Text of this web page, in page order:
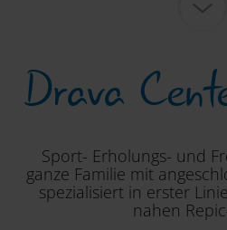
Drava
Sport- Erholungs- und
ganze Familie mit
spezialisiert in erster
nahen